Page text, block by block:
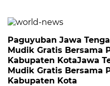
Paguyuban Jawa
Mudik Gratis Bersama
Kabupaten KotaJawa
Mudik Gratis Bersama
Kabupaten Kota